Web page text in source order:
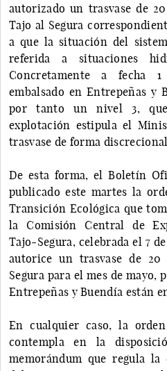
autorizado un trasvase de
Tajo al Segura
a que la situación del
referida a situaciones
Concretamente a fecha
embalsado en Entrepeñas y
por tanto un nivel 3,
explotación estipula el
trasvase de forma
De esta forma, el Boletín
publicado este martes la
Transición Ecológica que
la Comisión Central de
Tajo-Segura, celebrada el 7
autorice un trasvase de
Segura para el mes de mayo,
Entrepeñas y Buendía están
En cualquier caso, la
contempla en la
memorándum que regula la